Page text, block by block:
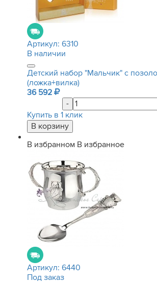
Артикул: 6310
В наличии
Детский набор "Мальчик" с
(ложка+вилка)
36 592
-
Купить в 1 клик
В избранном В избранное
Артикул: 6440
Под заказ